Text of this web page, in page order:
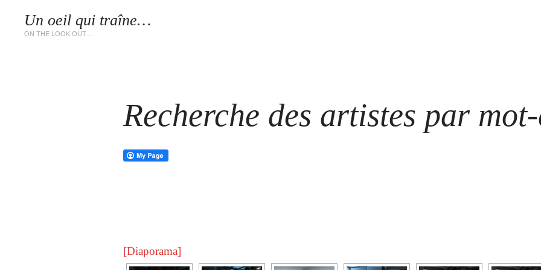
Un oeil qui traîne…
ON THE LOOK OUT…
Recherche des artistes par
[Diaporama]